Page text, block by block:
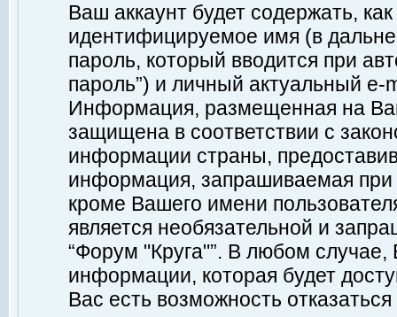
Ваш аккаунт будет содержать,
идентифицируемое имя (в
пароль, который вводится при
пароль”) и личный актуальный
Информация, размещенная на
защищена в соответствии с
информации страны,
информация, запрашиваемая при
кроме Вашего имени
является необязательной и
“Форум "Круга"”. В любом
информации, которая будет
Вас есть возможность